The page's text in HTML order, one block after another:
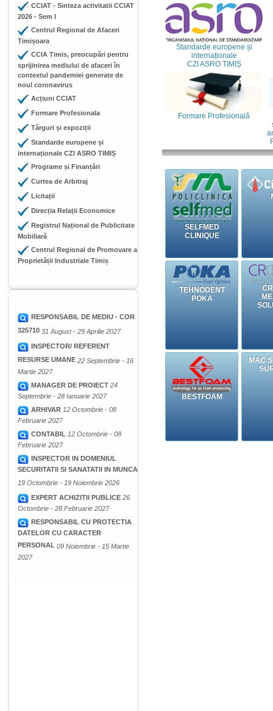
CCIAT - Sinteza activitatii CCIAT
2026 - Sem I
Centrul Regional de Afaceri
Timișoara
CCIA Timis, preocupări pentru
sprijinirea mediului de afaceri în
contextul pandemiei generate de
noul coronavirus
Acțiuni CCIAT
Formare Profesionala
Târguri și expoziții
Standarde europene și
internaționale CZI ASRO TIMIȘ
Programe și Finanțări
Curtea de Arbitraj
Licitații
Direcția Relații Economice
Registrul Național de Publicitate
Mobiliară
Centrul Regional de Promovare a
Proprietății Industriale Timiș
RESPONSABIL DE MEDIU - COR
325710 31 August - 29 Aprilie 2027
INSPECTOR/ REFERENT
RESURSE UMANE 22 Septembrie - 16
Martie 2027
MANAGER DE PROIECT 24
Septembrie - 28 Ianuarie 2027
ARHIVAR 12 Octombrie - 08
Februarie 2027
CONTABIL 12 Octombrie - 08
Februarie 2027
INSPECTOR IN DOMENIUL
SECURITATII SI SANATATII IN MUNCA
19 Octombrie - 19 Noiembrie 2026
EXPERT ACHIZITII PUBLICE 26
Octombrie - 28 Februarie 2027
RESPONSABIL CU PROTECTIA
DATELOR CU CARACTER
PERSONAL 09 Noiembrie - 15 Martie
2027
Standarde europene și
internaționale
CZI ASRO TIMIȘ
Formare Profesională
SELFMED
CLINIQUE
TEHNODENT
POKA
BESTFOAM
MAC